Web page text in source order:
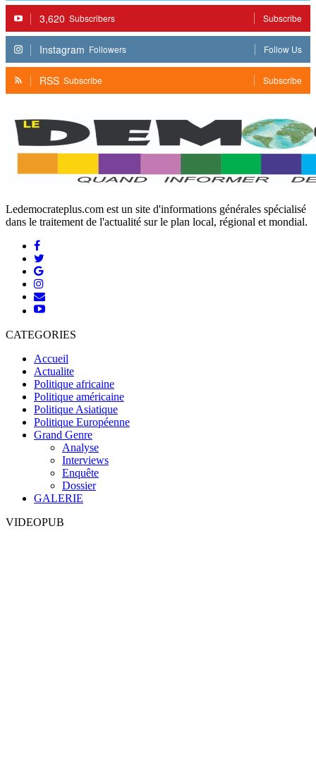
3,620 Subscribers Subscribe
Instagram Followers Follow Us
RSS Subscribe Subscribe
Ledemocrateplus.com est un site d'informations générales spécialisé
dans le traitement de l'actualité sur le plan local, régional et mondial.
CATEGORIES
Accueil
Actualite
Politique africaine
Politique américaine
Politique Asiatique
Politique Européenne
Grand Genre
Analyse
Interviews
Enquête
Dossier
GALERIE
VIDEOPUB